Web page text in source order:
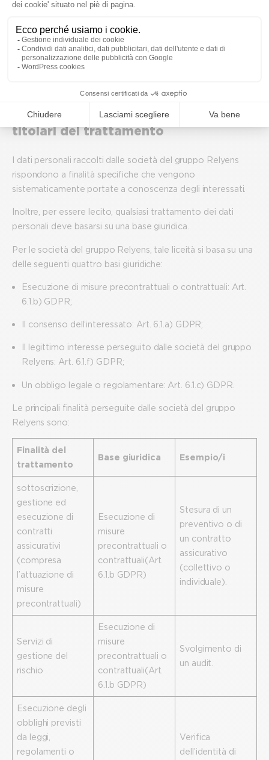
Raccolta ed elaborazione dei
dati personali presso Relyens
trattamenti effettuati dalle società
del gruppo Relyens in qualità di
titolari del trattamento
I dati personali raccolti dalle società del gruppo Relyens
rispondono a finalità specifiche che vengono
sistematicamente portate a conoscenza degli interessati.
Inoltre, per essere lecito, qualsiasi trattamento dei dati
personali deve basarsi su una base giuridica.
Per le società del gruppo Relyens, tale liceità si basa su una
delle seguenti quattro basi giuridiche:
Esecuzione di misure precontrattuali o contrattuali: Art.
6.1.b) GDPR;
Il consenso dell’interessato: Art. 6.1.a) GDPR;
Il legittimo interesse perseguito dalle società del gruppo
Relyens: Art. 6.1.f) GDPR;
Un obbligo legale o regolamentare: Art. 6.1.c) GDPR.
Le principali finalità perseguite dalle società del gruppo
Relyens sono:
Finalità del
trattamento
Base giuridica Esempio/i
sottoscrizione,
gestione ed
esecuzione di
contratti
assicurativi
(compresa
l’attuazione di
misure
precontrattuali)
Esecuzione di
misure
precontrattuali o
contrattuali (Art.
6.1.b GDPR)
Stesura di un
preventivo o di
un contratto
assicurativo
(collettivo o
individuale).
Servizi di
gestione del
rischio
Esecuzione di
misure
precontrattuali o
contrattuali (Art.
6.1.b GDPR)
Svolgimento di
un audit.
Esecuzione degli
obblighi previsti
da leggi,
regolamenti o
Verifica
dell’identità di